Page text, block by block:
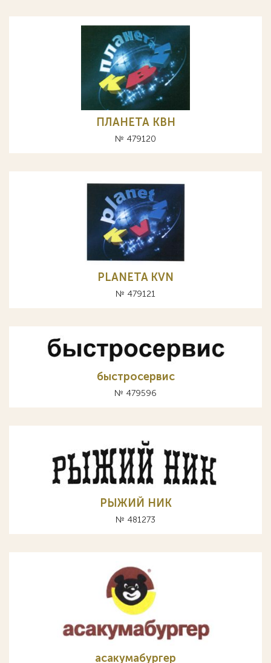
ПЛАНЕТА КВН
№ 479120
PLANETA KVN
№ 479121
быстросервис
№ 479596
РЫЖИЙ НИК
№ 481273
асакумабургер